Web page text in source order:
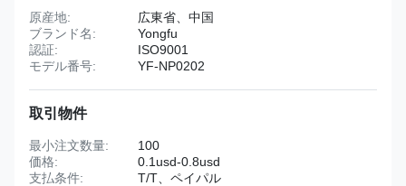
原産地:
広東省、中国
ブランド名:
Yongfu
認証:
ISO9001
モデル番号:
YF-NP0202
取引物件
最小注文数量:
100
価格:
0.1usd-0.8usd
支払条件:
T/T、ペイパル